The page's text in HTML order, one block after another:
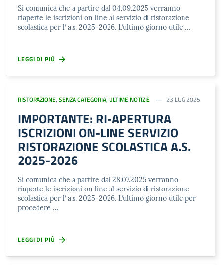
Si comunica che a partire dal 04.09.2025 verranno
riaperte le iscrizioni on line al servizio di ristorazione
scolastica per l’ a.s. 2025-2026. L’ultimo giorno utile …
LEGGI DI PIÙ
RISTORAZIONE, SENZA CATEGORIA, ULTIME NOTIZIE 23 LUG 2025
IMPORTANTE: RI-APERTURA
ISCRIZIONI ON-LINE SERVIZIO
RISTORAZIONE SCOLASTICA A.S.
2025-2026
Si comunica che a partire dal 28.07.2025 verranno
riaperte le iscrizioni on line al servizio di ristorazione
scolastica per l’ a.s. 2025-2026. L’ultimo giorno utile per
procedere …
LEGGI DI PIÙ